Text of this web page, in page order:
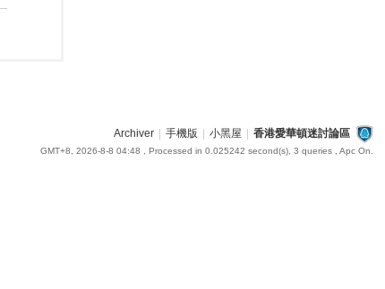
Archiver 手機版 小黑屋 香港愛華頓迷討論區
GMT+8, 2026-8-8 04:48 , Processed in 0.025242 second(s), 3 queries , Apc On.